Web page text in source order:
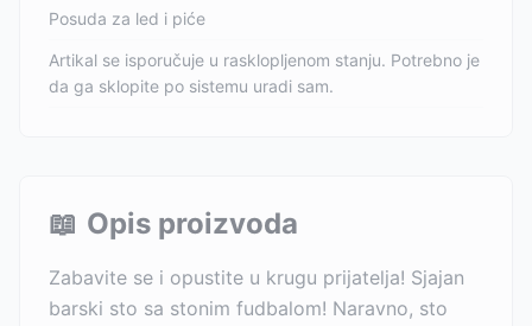
Posuda za led i piće
Artikal se isporučuje u rasklopljenom stanju. Potrebno je
da ga sklopite po sistemu uradi sam.
📖 Opis proizvoda
Zabavite se i opustite u krugu prijatelja! Sjajan
barski sto sa stonim fudbalom! Naravno, sto